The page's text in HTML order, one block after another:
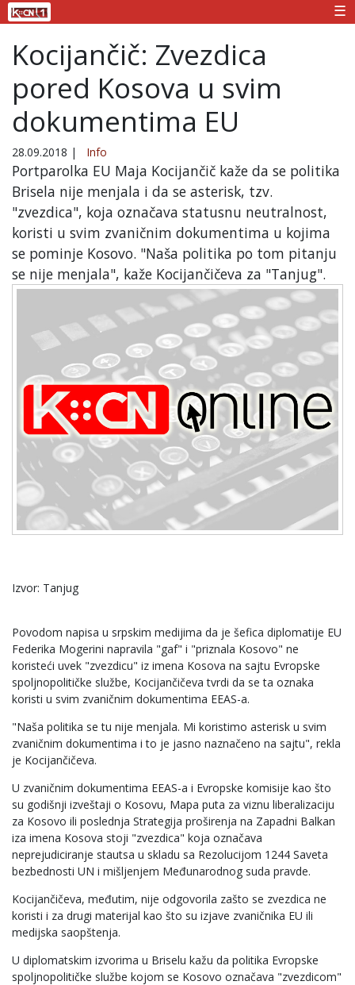
☰
Kocijančič: Zvezdica
pored Kosova u svim
dokumentima EU
28.09.2018 | Info
Portparolka EU Maja Kocijančič kaže da se politika
Brisela nije menjala i da se asterisk, tzv.
"zvezdica", koja označava statusnu neutralnost,
koristi u svim zvaničnim dokumentima u kojima
se pominje Kosovo. "Naša politika po tom pitanju
se nije menjala", kaže Kocijančičeva za "Tanjug".
Izvor: Tanjug
Povodom napisa u srpskim medijima da je šefica diplomatije EU
Federika Mogerini napravila "gaf" i "priznala Kosovo" ne
koristeći uvek "zvezdicu" iz imena Kosova na sajtu Evropske
spoljnopolitičke službe, Kocijančičeva tvrdi da se ta oznaka
koristi u svim zvaničnim dokumentima EEAS-a.
"Naša politika se tu nije menjala. Mi koristimo asterisk u svim
zvaničnim dokumentima i to je jasno naznačeno na sajtu", rekla
je Kocijančičeva.
U zvaničnim dokumentima EEAS-a i Evropske komisije kao što
su godišnji izveštaji o Kosovu, Mapa puta za viznu liberalizaciju
za Kosovo ili poslednja Strategija proširenja na Zapadni Balkan
iza imena Kosova stoji "zvezdica" koja označava
neprejudiciranje stautsa u skladu sa Rezolucijom 1244 Saveta
bezbednosti UN i mišljenjem Međunarodnog suda pravde.
Kocijančičeva, međutim, nije odgovorila zašto se zvezdica ne
koristi i za drugi materijal kao što su izjave zvaničnika EU ili
medijska saopštenja.
U diplomatskim izvorima u Briselu kažu da politika Evropske
spoljnopolitičke službe kojom se Kosovo označava "zvezdicom"